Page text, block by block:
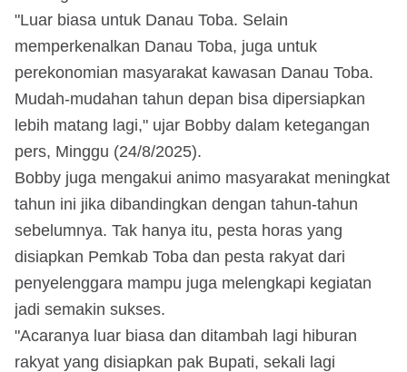
"Luar biasa untuk Danau Toba. Selain
memperkenalkan Danau Toba, juga untuk
perekonomian masyarakat kawasan Danau Toba.
Mudah-mudahan tahun depan bisa dipersiapkan
lebih matang lagi," ujar Bobby dalam ketegangan
pers, Minggu (24/8/2025).
Bobby juga mengakui animo masyarakat meningkat
tahun ini jika dibandingkan dengan tahun-tahun
sebelumnya. Tak hanya itu, pesta horas yang
disiapkan Pemkab Toba dan pesta rakyat dari
penyelenggara mampu juga melengkapi kegiatan
jadi semakin sukses.
"Acaranya luar biasa dan ditambah lagi hiburan
rakyat yang disiapkan pak Bupati, sekali lagi